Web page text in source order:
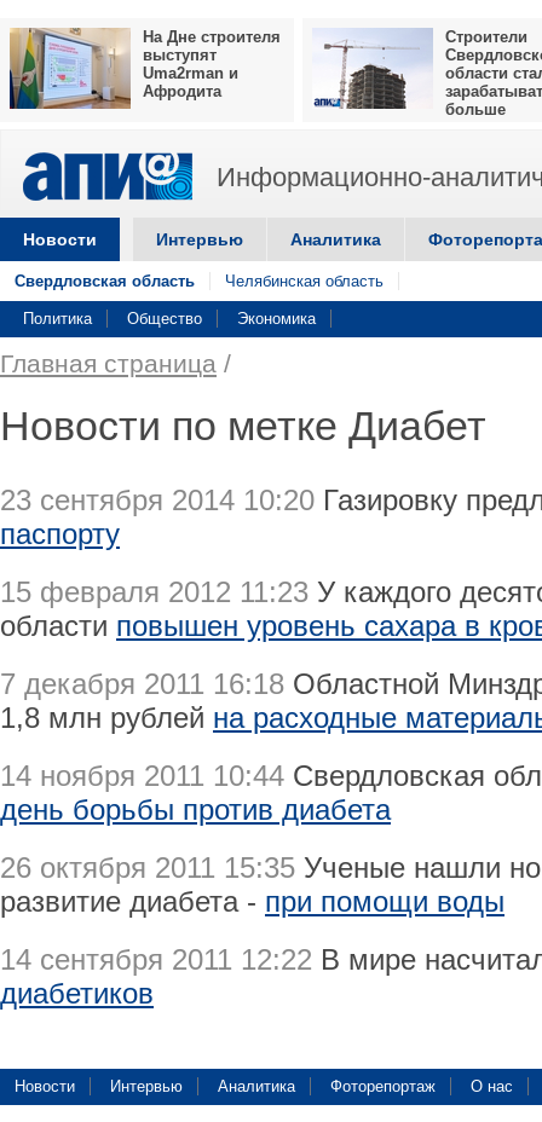
На Дне строителя
выступят
Uma2rman и
Афродита
Строители
области
больше
Информационно-
Новости Интервью Аналитика
Свердловская область Челябинская область
Политика Общество Экономика
Главная страница /
Новости по метке Диабет
23 сентября 2014 10:20 Газировку
паспорту
15 февраля 2012 11:23 У каждого
области повышен уровень сахара в
7 декабря 2011 16:18 Областной
1,8 млн рублей на расходные
14 ноября 2011 10:44 Свердловская
день борьбы против диабета
26 октября 2011 15:35 Ученые нашли
развитие диабета - при помощи воды
14 сентября 2011 12:22 В мире
диабетиков
Новости Интервью Аналитика Фоторепортаж О нас